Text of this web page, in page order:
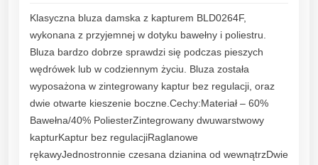
Klasyczna bluza damska z kapturem BLD0264F,
wykonana z przyjemnej w dotyku bawełny i poliestru.
Bluza bardzo dobrze sprawdzi się podczas pieszych
wędrówek lub w codziennym życiu. Bluza została
wyposażona w zintegrowany kaptur bez regulacji, oraz
dwie otwarte kieszenie boczne.Cechy:Materiał – 60%
Bawełna/40% PoliesterZintegrowany dwuwarstwowy
kapturKaptur bez regulacjiRaglanowe
rękawyJednostronnie czesana dzianina od wewnątrzDwie